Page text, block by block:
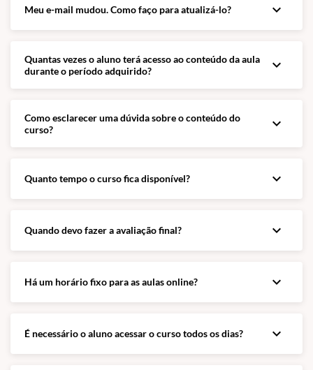
Meu e-mail mudou. Como faço para atualizá-lo? expand_more
Quantas vezes o aluno terá acesso ao conteúdo da aula
durante o período adquirido?
expand_more
Como esclarecer uma dúvida sobre o conteúdo do
curso?
expand_more
Quanto tempo o curso fica disponível? expand_more
Quando devo fazer a avaliação final? expand_more
Há um horário fixo para as aulas online? expand_more
É necessário o aluno acessar o curso todos os dias? expand_more